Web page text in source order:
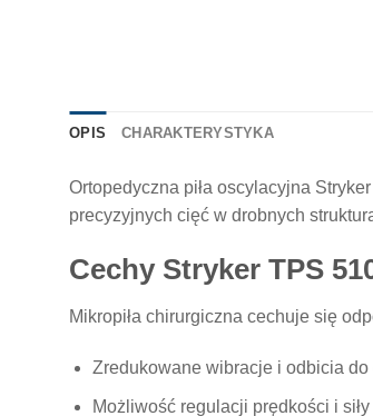
OPIS CHARAKTERYSTYKA
Ortopedyczna piła oscylacyjna
precyzyjnych cięć w drobnych
Cechy Stryker TPS
Mikropiła chirurgiczna cechuje się
Zredukowane wibracje i odbicia do
Możliwość regulacji prędkości i